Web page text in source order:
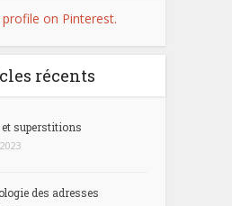
on Pinterest.
récents
superstitions
des adresses